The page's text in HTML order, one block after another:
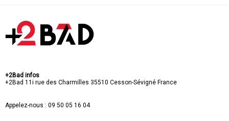
+2Bad infos
+2Bad 11i rue des Charmilles 35510 Cesson-Sévigné France
Appelez-nous : 09 50 05 16 04